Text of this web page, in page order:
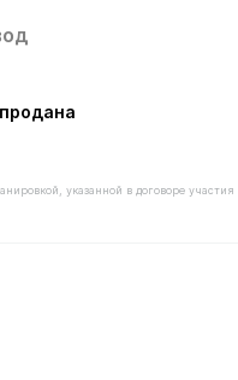
указанной в договоре участия